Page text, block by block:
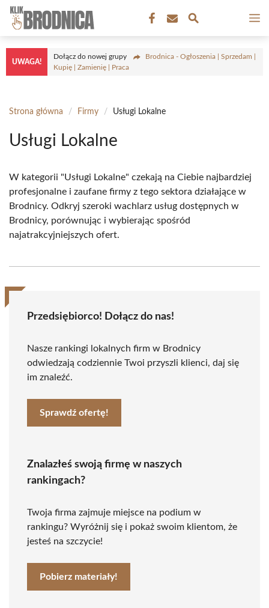
Przejdź
treści
UWAGA!
Dołącz do nowej grupy
Brodnica - Ogłoszenia | Sprzedam |
Kupię | Zamienię | Praca
Strona główna / Firmy / Usługi Lokalne
Usługi Lokalne
W kategorii "Usługi Lokalne" czekają na Ciebie najbardziej
profesjonalne i zaufane firmy z tego sektora działające w
Brodnicy. Odkryj szeroki wachlarz usług dostępnych w
Brodnicy, porównując i wybierając spośród
najatrakcyjniejszych ofert.
Przedsiębiorco! Dołącz do nas!
Nasze rankingi lokalnych firm w Brodnicy
odwiedzają codziennie Twoi przyszli klienci, daj się
im znaleźć.
Sprawdź ofertę!
Znalazłeś swoją firmę w naszych
rankingach?
Twoja firma zajmuje miejsce na podium w
rankingu? Wyróżnij się i pokaż swoim klientom, że
jesteś na szczycie!
Pobierz materiały!